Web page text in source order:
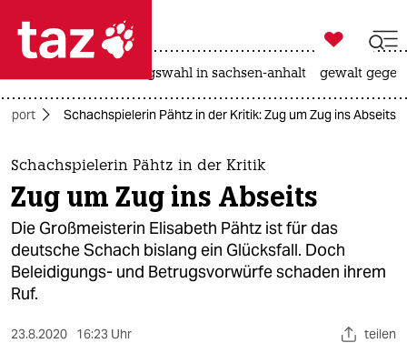
 taz zahl ich
taz zahl ich
themen
politik
öko
gesellschaft
kultur

taz zahl ich
landtagswahl in sachsen-anhalt gewalt
Sport Schachspielerin Pähtz in der Kritik: Zug um Zug ins Abseits
Schachspielerin Pähtz in der Kritik
Zug um Zug ins Abseits
Die Großmeisterin Elisabeth Pähtz ist für das
deutsche Schach bislang ein Glücksfall. Doch
Beleidigungs- und Betrugsvorwürfe schaden ihrem
Ruf.
23.8.2020 16:23 Uhr teilen